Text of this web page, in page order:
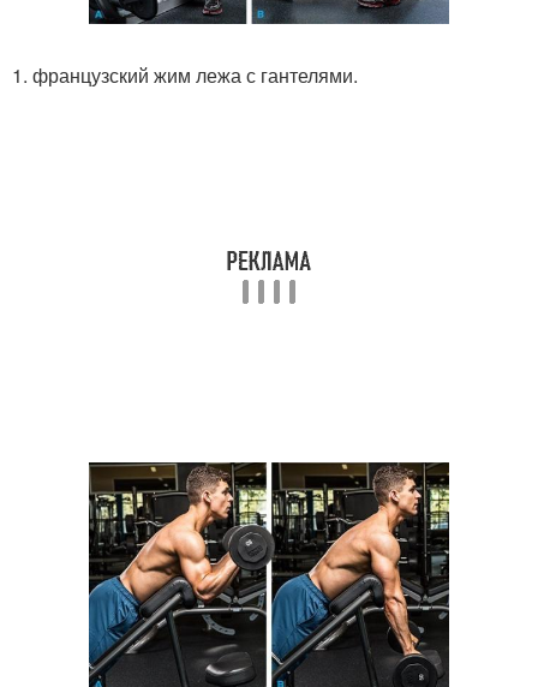
1. французский жим лежа с гантелями.